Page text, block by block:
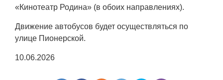
«Кинотеатр Родина» (в обоих направлениях).
Движение автобусов будет осуществляться по
улице Пионерской.
10.06.2026